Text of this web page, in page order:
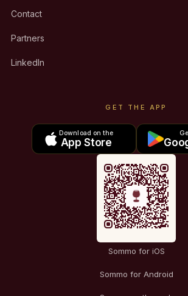
Contact
Partners
LinkedIn
GET THE APP
Download on the
App Store
Sommo for iOS
Sommo for Android